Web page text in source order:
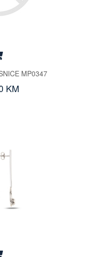
MP0347
KM